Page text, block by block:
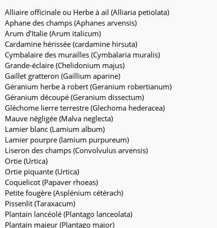
Alliaire officinale ou Herbe à ail (Alliaria petiolata)
Aphane des champs (Aphanes arvensis)
Arum d’Italie (Arum italicum)
Cardamine hérissée (cardamine hirsuta)
Cymbalaire des murailles (Cymbalaria muralis)
Grande-éclaire (Chelidonium majus)
Gaillet gratteron (Gaillium aparine)
Géranium herbe à robert (Geranium robertianum)
Géranium découpé (Geranium dissectum)
Gléchome lierre terrestre (Glechoma hederacea)
Mauve négligée (Malva neglecta)
Lamier blanc (Lamium album)
Lamier pourpre (lamium purpureum)
Liseron des champs (Convolvulus arvensis)
Ortie (Urtica)
Ortie piquante (Urtica)
Coquelicot (Papaver rhoeas)
Petite fougère (Asplénium cétérach)
Pissenlit (Taraxacum)
Plantain lancéolé (Plantago lanceolata)
Plantain majeur (Plantago major)